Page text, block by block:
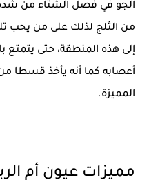
الجو في فصل الشتاء من شدة
من الثلج لذلك على من يحب
إلى هذه المنطقة، حتى يتمتع
أعصابه كما أنه يأخذ قسطا
المميزة.
مميزات عيون أم